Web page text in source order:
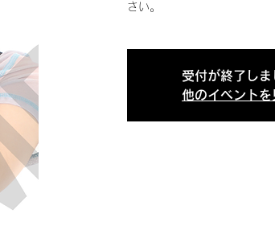
さい。
受付が終了しま
他のイベントを